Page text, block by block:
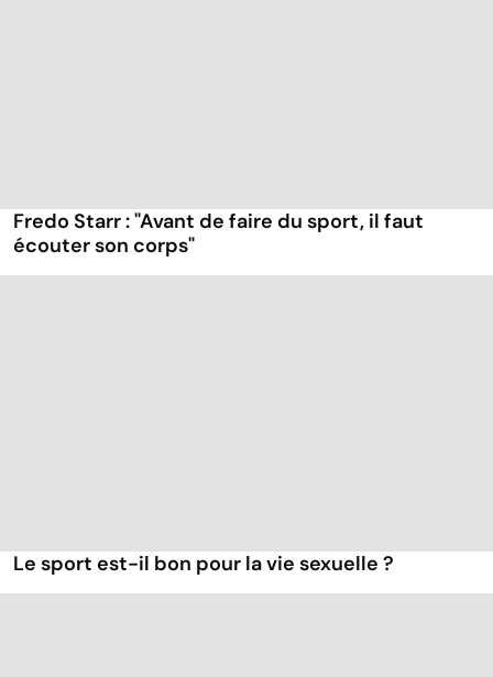
Fredo Starr : "Avant de faire du sport, il faut
écouter son corps"
Le sport est-il bon pour la vie sexuelle ?